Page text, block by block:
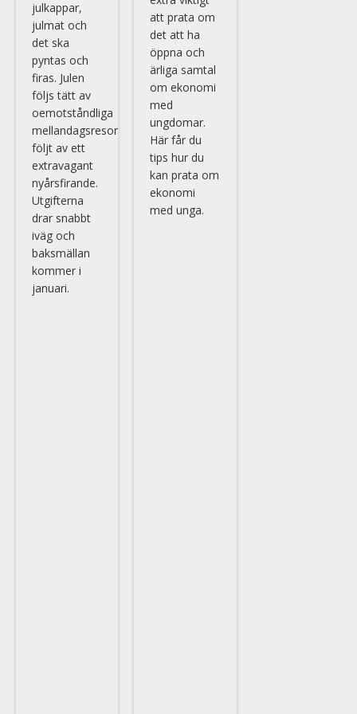
julkappar,
julmat och
det ska
pyntas och
firas. Julen
följs tätt av
oemotståndliga
mellandagsresor
följt av ett
extravagant
nyårsfirande.
Utgifterna
drar snabbt
iväg och
baksmällan
kommer i
januari.
att prata om
det att ha
öppna och
ärliga samtal
om ekonomi
med
ungdomar.
Här får du
tips hur du
kan prata om
ekonomi
med unga.